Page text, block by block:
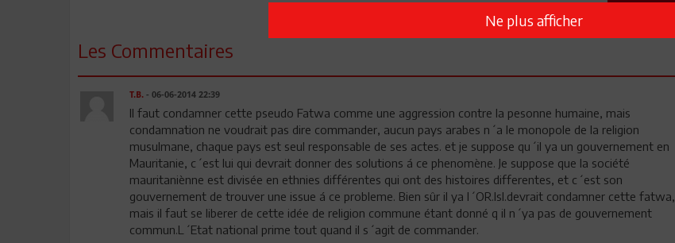
Les Commentaires
T.B.- 06-06-2014 22:39
Il faut condamner cette pseudo Fatwa comme une aggression contre la pesonne humaine, mais
condamnation ne voudrait pas dire commander, aucun pays arabes n´a le monopole de la religion
musulmane, chaque pays est seul responsable de ses actes. et je suppose qu´il ya un gouvernement en
Mauritanie, c´est lui qui devrait donner des solutions á ce phenomène. Je suppose que la société
mauritaniènne est divisée en ethnies différentes qui ont des histoires differentes, et c´est son
gouvernement de trouver une issue á ce probleme. Bien sûr il ya l´OR.Isl.devrait condamner cette fatwa,
mais il faut se liberer de cette idée de religion commune étant donné q il n´ya pas de gouvernement
commun.L´Etat national prime tout quand il s´agit de commander.
Ne plus afficher